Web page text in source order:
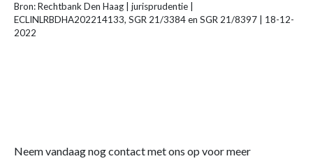
Bron: Rechtbank Den Haag | jurisprudentie |
ECLINLRBDHA202214133, SGR 21/3384 en SGR 21/8397 | 18-12-
2022
Neem vandaag nog contact met ons op voor meer